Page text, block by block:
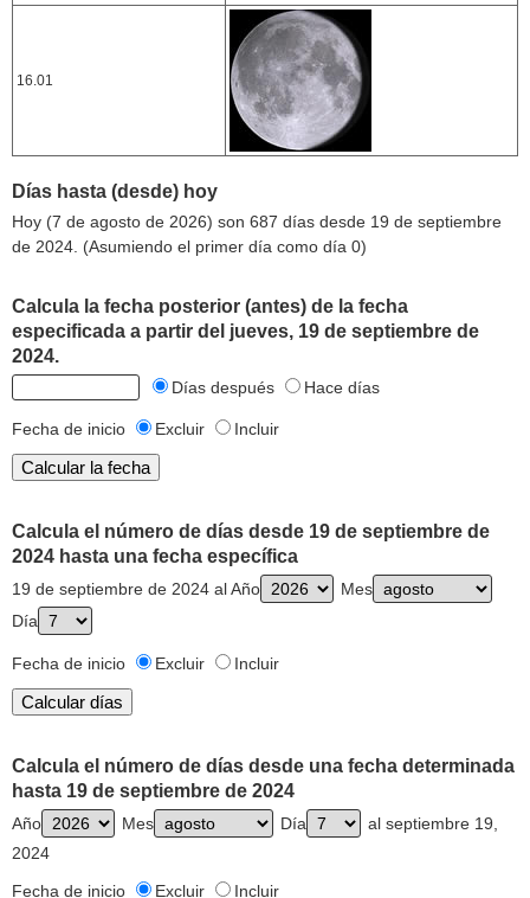
16.01
Días hasta (desde) hoy
Hoy (7 de agosto de 2026) son 687 días desde 19 de septiembre
de 2024. (Asumiendo el primer día como día 0)
Calcula la fecha posterior (antes) de la fecha
especificada a partir del jueves, 19 de septiembre de
2024.
Días después Hace días
Fecha de inicio Excluir Incluir
Calcula el número de días desde 19 de septiembre de
2024 hasta una fecha específica
19 de septiembre de 2024 al Año
Mes
Día
Fecha de inicio Excluir Incluir
Calcula el número de días desde una fecha determinada
hasta 19 de septiembre de 2024
Año Mes Día
al septiembre 19,
2024
Fecha de inicio
Excluir Incluir